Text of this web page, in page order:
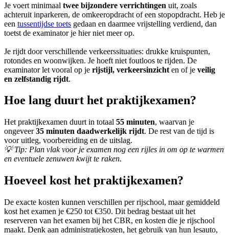
Je voert minimaal twee bijzondere verrichtingen uit, zoals
achteruit inparkeren, de omkeeropdracht of een stopopdracht. Heb je
een tussentijdse toets gedaan en daarmee vrijstelling verdiend, dan
toetst de examinator je hier niet meer op.
Je rijdt door verschillende verkeerssituaties: drukke kruispunten,
rotondes en woonwijken. Je hoeft niet foutloos te rijden. De
examinator let vooral op je rijstijl, verkeersinzicht en of je veilig
en zelfstandig rijdt.
Hoe lang duurt het praktijkexamen?
Het praktijkexamen duurt in totaal 55 minuten, waarvan je
ongeveer35 minuten daadwerkelijk rijdt. De rest van de tijd is
voor uitleg, voorbereiding en de uitslag.
💡 Tip: Plan vlak voor je examen nog een rijles in om op te warmen
en eventuele zenuwen kwijt te raken.
Hoeveel kost het praktijkexamen?
De exacte kosten kunnen verschillen per rijschool, maar gemiddeld
kost het examen je €250 tot €350. Dit bedrag bestaat uit het
reserveren van het examen bij het CBR, en kosten die je rijschool
maakt. Denk aan administratiekosten, het gebruik van hun lesauto,